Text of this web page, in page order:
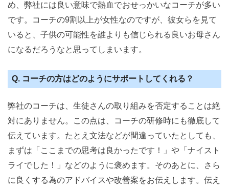
め、弊社には良い意味で熱血でおせっかいなコーチが多い
です。コーチの9割以上が女性なのですが、彼女らを見て
いると、子供の可能性を誰よりも信じられる良いお母さん
になるだろうなと思ってしまいます。
Q. コーチの方はどのようにサポートしてくれる？
弊社のコーチは、生徒さんの取り組みを否定することは絶
対にありません。この点は、コーチの研修時にも徹底して
伝えています。たとえ文法などが間違っていたとしても、
まずは「ここまでの思考は良かったです！」や「ナイスト
ライでした！」などのように褒めます。そのあとに、さら
に良くする為のアドバイスや改善案をお伝えします。伝え